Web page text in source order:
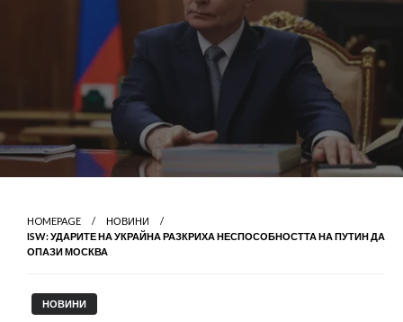
HOMEPAGE
НОВИНИ
ISW: УДАРИТЕ НА УКРАЙНА РАЗКРИХА НЕСПОСОБНОСТТА НА ПУТИН ДА
ОПАЗИ МОСКВА
НОВИНИ